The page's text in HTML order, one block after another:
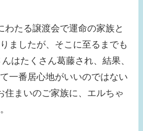
氏３選！
【画像】ローラは結婚
い理由はなに？現在の
活動は？
わたる譲渡会で運命の家族と
ましたが、そこに至るまでも
はたくさん葛藤され、結果、
一番居心地がいいのではない
住まいのご家族に、エルちゃ